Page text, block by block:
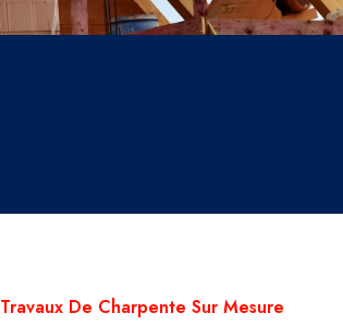
Travaux De Charpente Sur Mesure